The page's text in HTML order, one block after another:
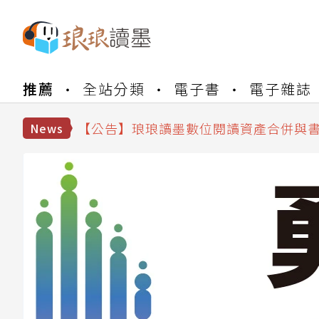
推薦 全站分類 電子書 電子雜誌
News
【公告】琅琅書店服務升級重要說明及
【公告】琅琅讀墨數位閱讀資產合併與
【公告】琅琅書店服務升級重要說明及
【公告】因 Readmoo 讀墨系統維護